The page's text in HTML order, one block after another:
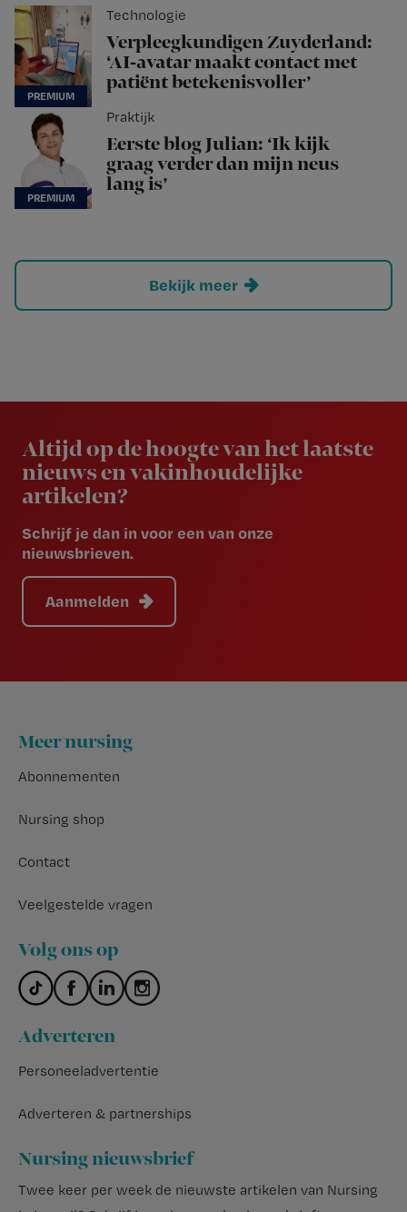
Technologie
Verpleegkundigen Zuyderland:
‘AI-avatar maakt contact met
patiënt betekenisvoller’
Praktijk
Eerste blog Julian: ‘Ik kijk
graag verder dan mijn neus
lang is’
Bekijk meer
Altijd op de hoogte van het laatste
nieuws en vakinhoudelijke
artikelen?
Schrijf je dan in voor een van onze
nieuwsbrieven.
Aanmelden
Footer
Meer nursing
Abonnementen
Nursing shop
Contact
Veelgestelde vragen
Volg ons op
Adverteren
Personeeladvertentie
Adverteren & partnerships
Nursing nieuwsbrief
Twee keer per week de nieuwste artikelen van Nursing